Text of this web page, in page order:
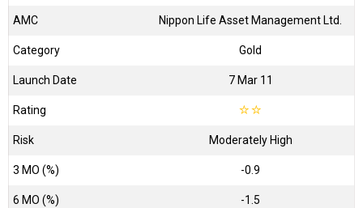
AMC Nippon Life Asset Management Ltd.
Category Gold
Launch Date 7 Mar 11
Rating ☆☆
Risk Moderately High
3 MO (%) -0.9
6 MO (%) -1.5